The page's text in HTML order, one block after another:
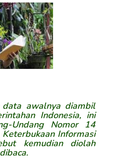
awalnya diambil
Indonesia, ini
Undang Nomor 14
Informasi
kemudian diolah